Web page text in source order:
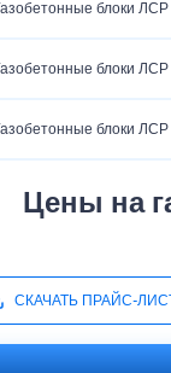
блоки
блоки
блоки
Цены на
СКАЧАТЬ ПРАЙС-